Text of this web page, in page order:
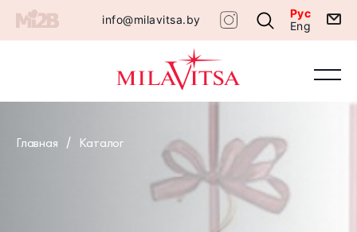
info@milavitsa.by
Рус
Eng
Главная Каталог